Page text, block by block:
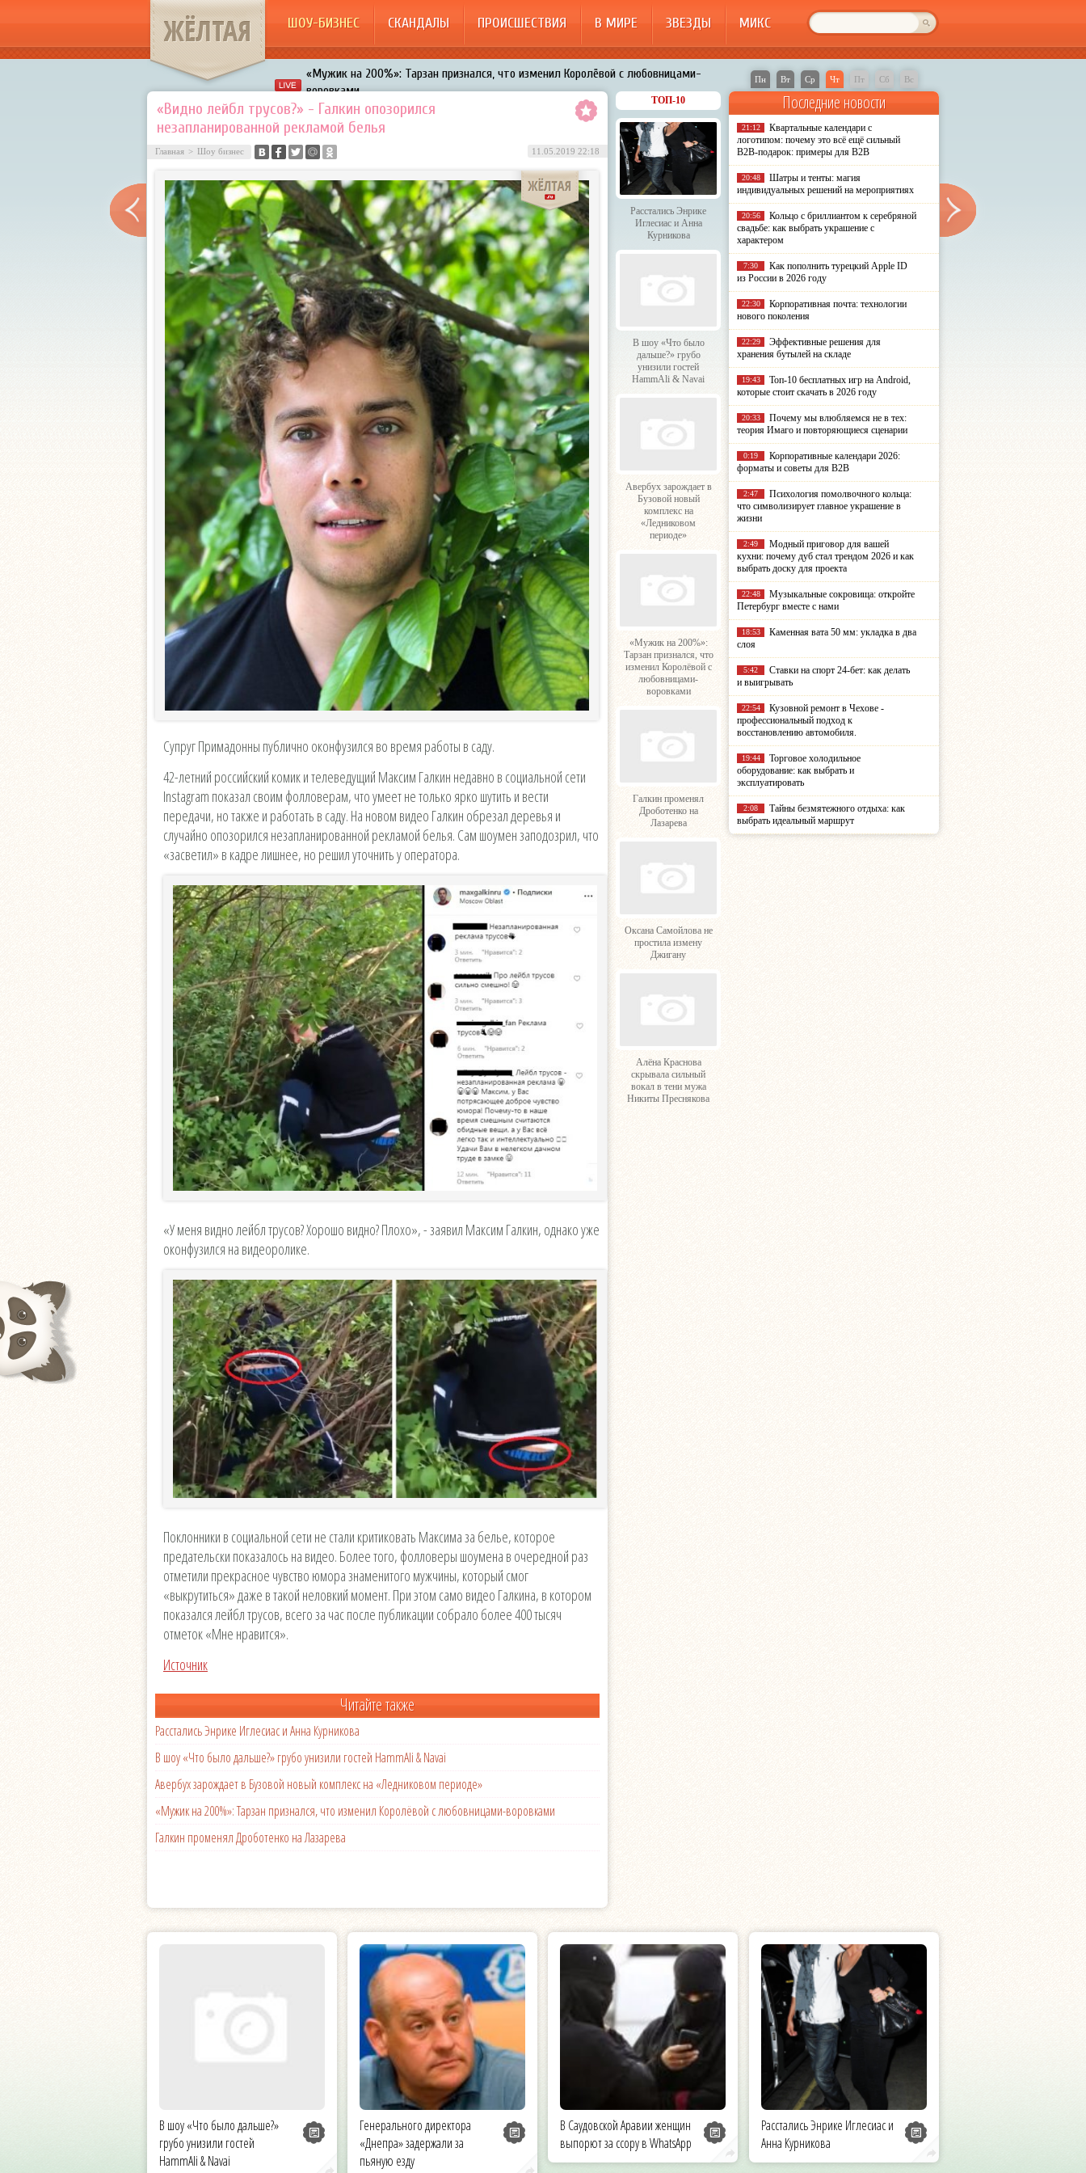
ЖЁЛТАЯ ШОУ-БИЗНЕС СКАНДАЛЫ ПРОИСШЕСТВИЯ В МИРЕ ЗВЕЗДЫ МИКС
«Мужик на 200%»: Тарзан признался, что изменил Королёвой с любовницами-
воровками
Галкин променял Дроботенко на Лазарева
Расстались Энрике Иглесиас и Анна Курникова
В шоу «Что было дальше?» грубо унизили гостей HammAli & Navai
Авербух зарождает в Бузовой новый комплекс на «Ледниковом периоде»
Пн Вт Ср Чт Пт Сб Вс
«Видно лейбл трусов?» - Галкин опозорился
незапланированной рекламой белья
Главная > Шоу бизнес 11.05.2019 22:18
Супруг Примадонны публично оконфузился во время работы в саду.
42-летний российский комик и телеведущий Максим Галкин недавно в социальной сети
Instagram показал своим фолловерам, что умеет не только ярко шутить и вести
передачи, но также и работать в саду. На новом видео Галкин обрезал деревья и
случайно опозорился незапланированной рекламой белья. Сам шоумен заподозрил, что
«засветил» в кадре лишнее, но решил уточнить у оператора.
«У меня видно лейбл трусов? Хорошо видно? Плохо», - заявил Максим Галкин, однако уже
оконфузился на видеоролике.
Поклонники в социальной сети не стали критиковать Максима за белье, которое
предательски показалось на видео. Более того, фолловеры шоумена в очередной раз
отметили прекрасное чувство юмора знаменитого мужчины, который смог
«выкрутиться» даже в такой неловкий момент. При этом само видео Галкина, в котором
показался лейбл трусов, всего за час после публикации собрало более 400 тысяч
отметок «Мне нравится».
Источник
Читайте также
Расстались Энрике Иглесиас и Анна Курникова
В шоу «Что было дальше?» грубо унизили гостей HammAli & Navai
Авербух зарождает в Бузовой новый комплекс на «Ледниковом периоде»
«Мужик на 200%»: Тарзан признался, что изменил Королёвой с любовницами-воровками
Галкин променял Дроботенко на Лазарева
ТОП-10
Расстались Энрике
Иглесиас и Анна
Курникова
В шоу «Что было
дальше?» грубо
унизили гостей
HammAli & Navai
Авербух зарождает в
Бузовой новый
комплекс на
«Ледниковом
периоде»
«Мужик на 200%»:
Тарзан признался, что
изменил Королёвой с
любовницами-
воровками
Галкин променял
Дроботенко на
Лазарева
Оксана Самойлова не
простила измену
Джигану
Алёна Краснова
скрывала сильный
вокал в тени мужа
Никиты Преснякова
Последние новости
21:12
Квартальные календари с
логотипом: почему это всё ещё сильный
B2B-подарок: примеры для B2B
20:48
Шатры и тенты: магия
индивидуальных решений на мероприятиях
20:56
Кольцо с бриллиантом к серебряной
свадьбе: как выбрать украшение с
характером
7:30
Как пополнить турецкий Apple ID
из России в 2026 году
22:30
Корпоративная почта: технологии
нового поколения
22:29
Эффективные решения для
хранения бутылей на складе
19:43
Топ-10 бесплатных игр на Android,
которые стоит скачать в 2026 году
20:33
Почему мы влюбляемся не в тех:
теория Имаго и повторяющиеся сценарии
0:19
Корпоративные календари 2026:
форматы и советы для B2B
2:47
Психология помолвочного кольца:
что символизирует главное украшение в
жизни
2:49
Модный приговор для вашей
кухни: почему дуб стал трендом 2026 и как
выбрать доску для проекта
22:48
Музыкальные сокровища: откройте
Петербург вместе с нами
18:53
Каменная вата 50 мм: укладка в два
слоя
5:42
Ставки на спорт 24-бет: как делать
и выигрывать
22:54
Кузовной ремонт в Чехове -
профессиональный подход к
восстановлению автомобиля.
19:44
Торговое холодильное
оборудование: как выбрать и
эксплуатировать
2:08
Тайны безмятежного отдыха: как
выбрать идеальный маршрут
В шоу «Что было дальше?»
грубо унизили гостей
HammAli & Navai
Генерального директора
«Днепра» задержали за
пьяную езду
В Саудовской Аравии женщин
выпорют за ссору в WhatsApp
Расстались Энрике Иглесиас и
Анна Курникова